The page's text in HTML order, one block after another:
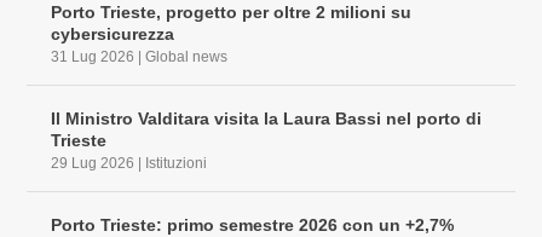
Porto Trieste, progetto per oltre 2 milioni su
cybersicurezza
31 Lug 2026 |Global news
Il Ministro Valditara visita la Laura Bassi nel porto di
Trieste
29 Lug 2026 | Istituzioni
Porto Trieste: primo semestre 2026 con un +2,7%